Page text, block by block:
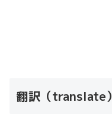
翻訳（translate）